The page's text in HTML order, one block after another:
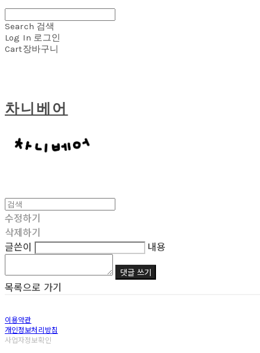
Search 검색
Log In 로그인
Cart장바구니
차니베어
수정하기
삭제하기
글쓴이
내용
댓글 쓰기
목록으로 가기
이용약관
개인정보처리방침
사업자정보확인